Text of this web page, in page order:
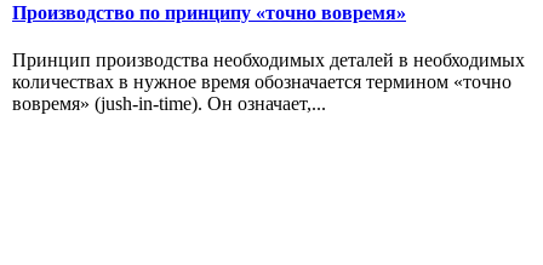
Производство по принципу «точно вовремя»
Принцип производства необходимых деталей в необходимых
количествах в нужное время обозначается термином «точно
вовремя» (jush-in-time). Он означает,...